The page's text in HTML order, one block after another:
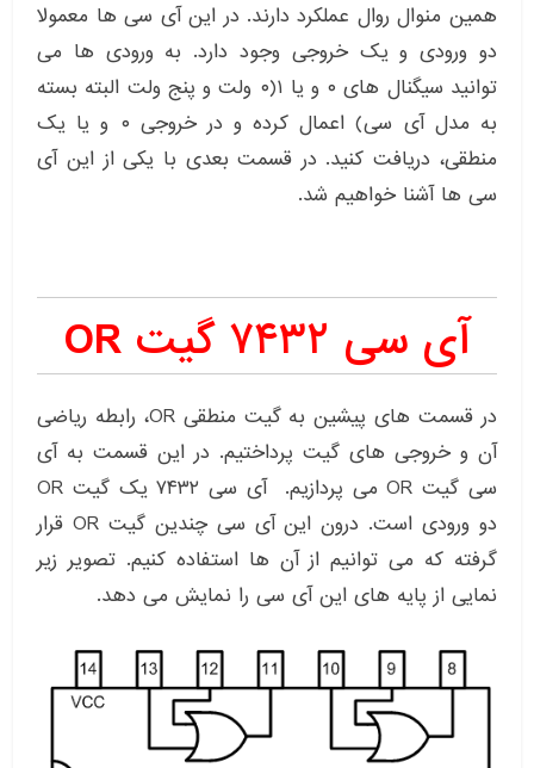
همین منوال روال عملکرد دارند. در این آی سی ها معمولا
دو ورودی و یک خروجی وجود دارد. به ورودی ها می
توانید سیگنال های ۰ و یا ۱(۰ ولت و پنج ولت البته بسته
به مدل آی سی) اعمال کرده و در خروجی ۰ و یا یک
منطقی، دریافت کنید. در قسمت بعدی با یکی از این آی
سی ها آشنا خواهیم شد.
آی سی ۷۴۳۲ گیت OR
در قسمت های پیشین به گیت منطقی OR، رابطه ریاضی
آن و خروجی های گیت پرداختیم. در این قسمت به آی
سی گیت OR می پردازیم. آی سی ۷۴۳۲ یک گیت OR
دو ورودی است. درون این آی سی چندین گیت OR قرار
گرفته که می توانیم از آن ها استفاده کنیم. تصویر زیر
نمایی از پایه های این آی سی را نمایش می دهد.